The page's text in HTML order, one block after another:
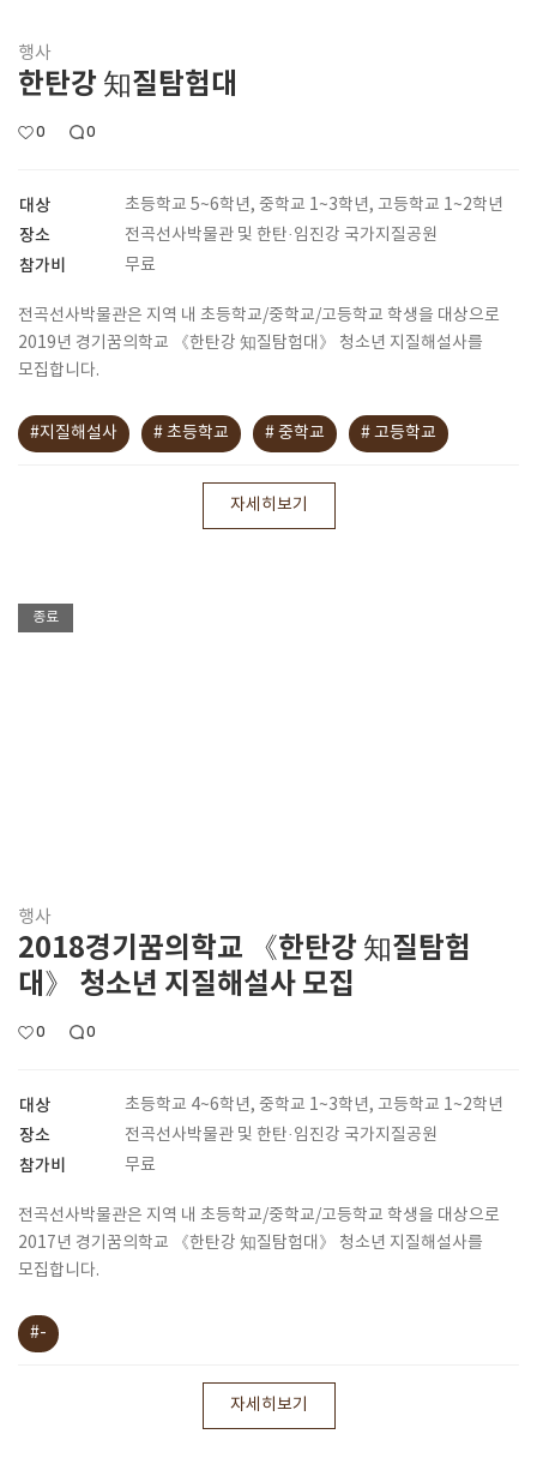
행사
한탄강 知질탐험대
0 0
대상 초등학교 5~6학년, 중학교 1~3학년, 고등학교 1~2학년
장소 전곡선사박물관 및 한탄·임진강 국가지질공원
참가비 무료
전곡선사박물관은 지역 내 초등학교/중학교/고등학교 학생을 대상으로
2019년 경기꿈의학교 《한탄강 知질탐험대》 청소년 지질해설사를
모집합니다.
#지질해설사 # 초등학교 # 중학교 # 고등학교
자세히보기
종료
행사
2018경기꿈의학교 《한탄강 知질탐험
대》 청소년 지질해설사 모집
0 0
대상 초등학교 4~6학년, 중학교 1~3학년, 고등학교 1~2학년
장소 전곡선사박물관 및 한탄·임진강 국가지질공원
참가비 무료
전곡선사박물관은 지역 내 초등학교/중학교/고등학교 학생을 대상으로
2017년 경기꿈의학교 《한탄강 知질탐험대》 청소년 지질해설사를
모집합니다.
#-
자세히보기